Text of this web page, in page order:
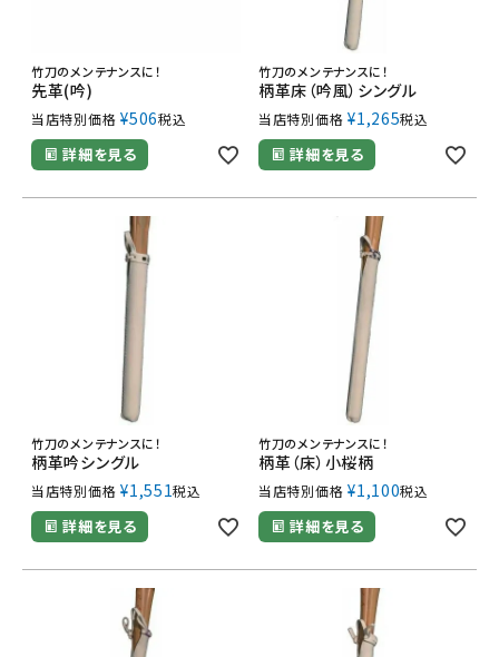
竹刀のメンテナンスに！
先革(吟)
当店特別価格 ¥506税込
詳細を見る
竹刀のメンテナンスに！
柄革床（吟風）シングル
当店特別価格 ¥1,265税込
詳細を見る
竹刀のメンテナンスに！
柄革吟シングル
当店特別価格 ¥1,551税込
詳細を見る
竹刀のメンテナンスに！
柄革（床）小桜柄
当店特別価格 ¥1,100税込
詳細を見る